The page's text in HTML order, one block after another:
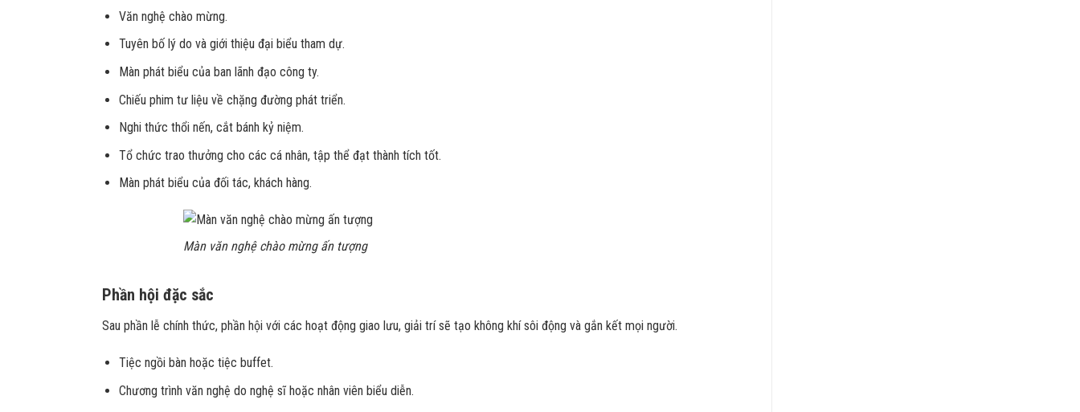
Văn nghệ chào mừng.
Tuyên bố lý do và giới thiệu đại biểu tham dự.
Màn phát biểu của ban lãnh đạo công ty.
Chiếu phim tư liệu về chặng đường phát triển.
Nghi thức thổi nến, cắt bánh kỷ niệm.
Tổ chức trao thưởng cho các cá nhân, tập thể đạt thành tích tốt.
Màn phát biểu của đối tác, khách hàng.
Màn văn nghệ chào mừng ấn tượng
Phần hội đặc sắc
Sau phần lễ chính thức, phần hội với các hoạt động giao lưu, giải trí sẽ tạo không khí sôi động và gắn kết mọi người.
Tiệc ngồi bàn hoặc tiệc buffet.
Chương trình văn nghệ do nghệ sĩ hoặc nhân viên biểu diễn.